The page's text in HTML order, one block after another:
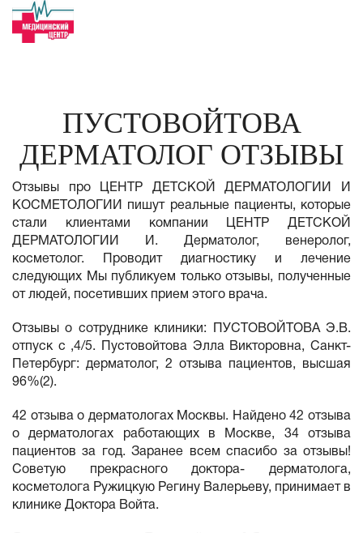
ПУСТОВОЙТОВА
ДЕРМАТОЛОГ ОТЗЫВЫ
Отзывы про ЦЕНТР ДЕТСКОЙ ДЕРМАТОЛОГИИ И
КОСМЕТОЛОГИИ пишут реальные пациенты, которые
стали клиентами компании ЦЕНТР ДЕТСКОЙ
ДЕРМАТОЛОГИИ И. Дерматолог, венеролог,
косметолог. Проводит диагностику и лечение
следующих Мы публикуем только отзывы, полученные
от людей, посетивших прием этого врача.
Отзывы о сотруднике клиники: ПУСТОВОЙТОВА Э.В.
отпуск с ,4/5. Пустовойтова Элла Викторовна, Санкт-
Петербург: дерматолог, 2 отзыва пациентов, высшая
96%(2).
42 отзыва о дерматологах Москвы. Найдено 42 отзыва
о дерматологах работающих в Москве, 34 отзыва
пациентов за год. Заранее всем спасибо за отзывы!
Советую прекрасного доктора- дерматолога,
косметолога Ружицкую Регину Валерьеву, принимает в
клинике Доктора Войта.